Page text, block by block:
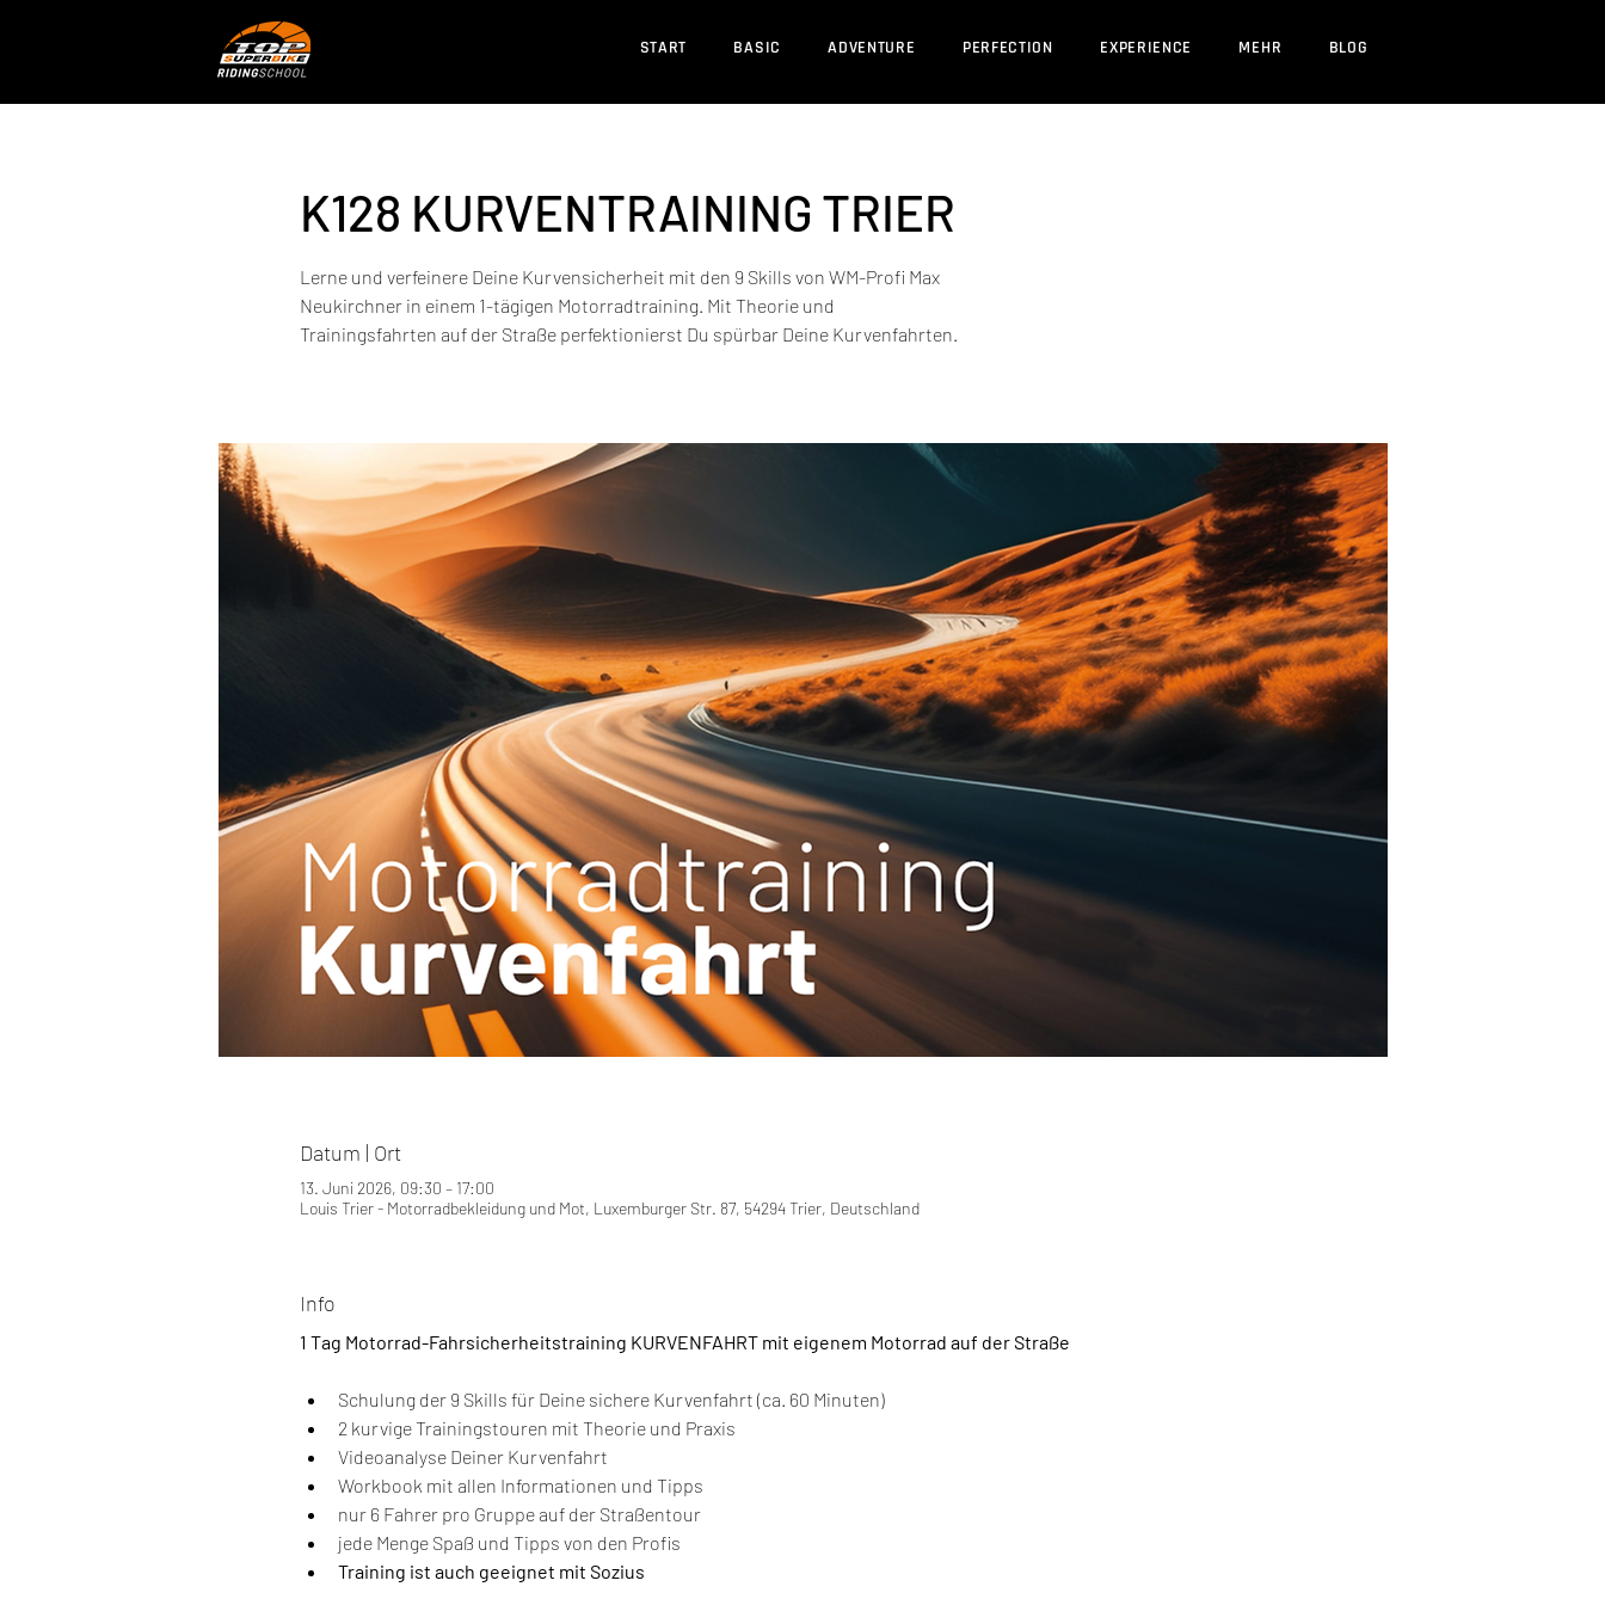
START BASIC ADVENTURE PERFECTION EXPERIENCE MEHR BLOG
K128 KURVENTRAINING TRIER
Lerne und verfeinere Deine Kurvensicherheit mit den 9 Skills von WM-Profi Max
Neukirchner in einem 1-tägigen Motorradtraining. Mit Theorie und
Trainingsfahrten auf der Straße perfektionierst Du spürbar Deine Kurvenfahrten.
Datum | Ort
13. Juni 2026, 09:30 – 17:00
Louis Trier - Motorradbekleidung und Mot, Luxemburger Str. 87, 54294 Trier, Deutschland
Info
1 Tag Motorrad-Fahrsicherheitstraining KURVENFAHRT mit eigenem Motorrad auf der Straße
Schulung der 9 Skills für Deine sichere Kurvenfahrt (ca. 60 Minuten)
2 kurvige Trainingstouren mit Theorie und Praxis
Videoanalyse Deiner Kurvenfahrt
Workbook mit allen Informationen und Tipps
nur 6 Fahrer pro Gruppe auf der Straßentour
jede Menge Spaß und Tipps von den Profis
Training ist auch geeignet mit Sozius